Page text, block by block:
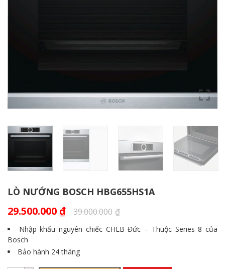
LÒ NƯỚNG BOSCH HBG655HS1A
29.500.000 ₫ 39.000.000 ₫
Nhập khẩu nguyên chiếc CHLB Đức – Thuộc Series 8 của
Bosch
Bảo hành 24 tháng